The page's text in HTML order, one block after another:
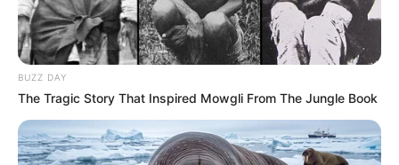
BUZZ DAY
The Tragic Story That Inspired Mowgli From The Jungle Book